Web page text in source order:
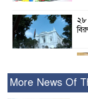
২৮
More News Of